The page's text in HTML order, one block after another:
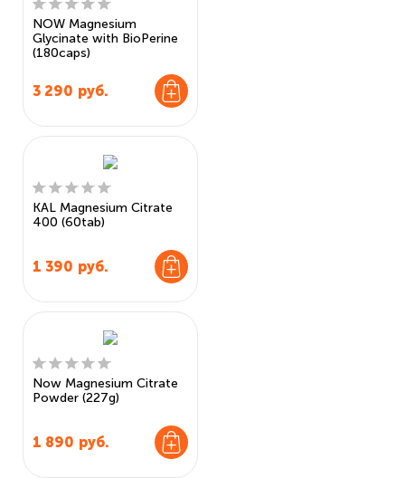
NOW Magnesium
Glycinate with BioPerine
(180caps)
3 290 руб.
KAL Magnesium Citrate
400 (60tab)
1 390 руб.
Now Magnesium Citrate
Powder (227g)
1 890 руб.